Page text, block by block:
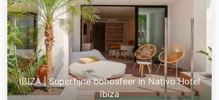
IBIZA | Superfijne bohosfeer in Nativo Hotel
Ibiza